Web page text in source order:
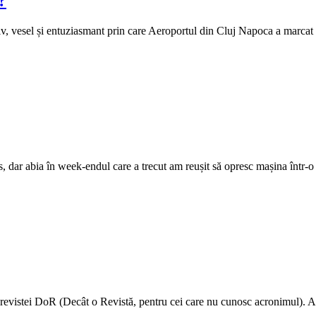
și entuziasmant prin care Aeroportul din Cluj Napoca a
abia în week-endul care a trecut am reușit să opresc mașina
DoR (Decât o Revistă, pentru cei care nu cunosc acronimul).